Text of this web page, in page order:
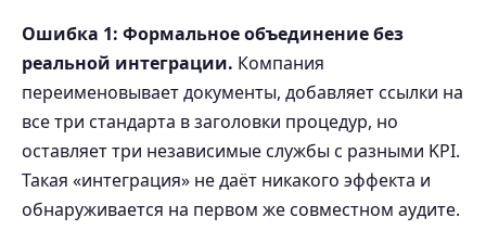
Ошибка 1: Формальное объединение без
реальной интеграции. Компания
переименовывает документы, добавляет ссылки на
все три стандарта в заголовки процедур, но
оставляет три независимые службы с разными KPI.
Такая «интеграция» не даёт никакого эффекта и
обнаруживается на первом же совместном аудите.